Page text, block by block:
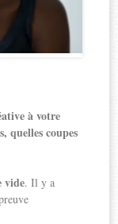
à votre
quelles coupes
vide. Il y a